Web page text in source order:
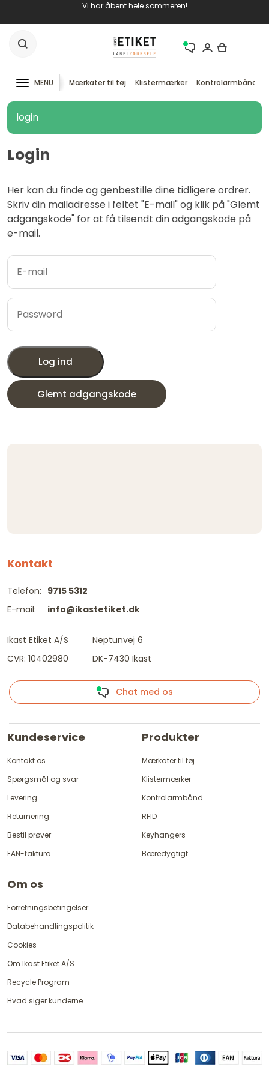
Vi har åbent hele sommeren!
MENU Mærkater til tøj Klistermærker Kontrolarmbånd
login
Login
Her kan du finde og genbestille dine tidligere ordrer.
Skriv din mailadresse i feltet "E-mail" og klik på "Glemt
adgangskode" for at få tilsendt din adgangskode på
e-mail.
Log ind
Glemt adgangskode
Kontakt
Telefon:
E-mail:
9715 5312
info@ikastetiket.dk
Ikast Etiket A/S
CVR: 10402980
Neptunvej 6
DK-7430 Ikast
Chat med os
Kundeservice
Kontakt os
Spørgsmål og svar
Levering
Returnering
Bestil prøver
EAN-faktura
Produkter
Mærkater til tøj
Klistermærker
Kontrolarmbånd
RFID
Keyhangers
Bæredygtigt
Om os
Forretningsbetingelser
Databehandlingspolitik
Cookies
Om Ikast Etiket A/S
Recycle Program
Hvad siger kunderne